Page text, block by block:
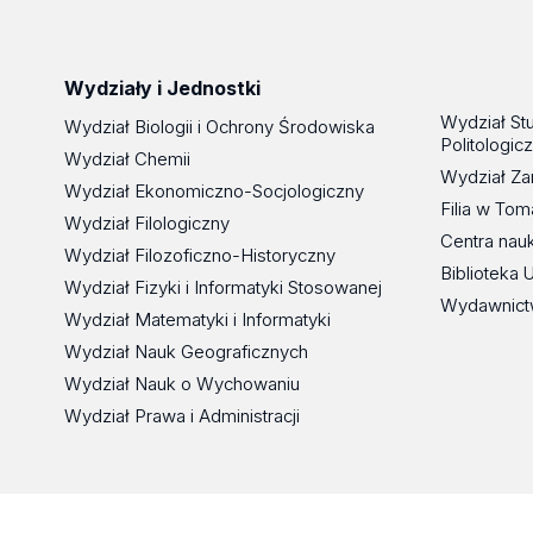
Wydziały i Jednostki
Wydział Biologii i Ochrony Środowiska
Wydział Chemii
Wydział Ekonomiczno-Socjologiczny
Wydział Filologiczny
Wydział Filozoficzno-Historyczny
Wydział Fizyki i Informatyki Stosowanej
Wydział Matematyki i Informatyki
Wydział Nauk Geograficznych
Wydział Nauk o Wychowaniu
Wydział Prawa i Administracji
Wydział
Wydział
Filia w
Centra
Biblioteka